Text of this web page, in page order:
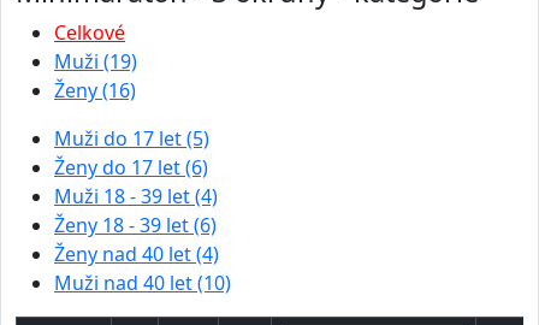
Celkové
Muži (19)
Ženy (16)
Muži do 17 let (5)
Ženy do 17 let (6)
Muži 18 - 39 let (4)
Ženy 18 - 39 let (6)
Ženy nad 40 let (4)
Muži nad 40 let (10)